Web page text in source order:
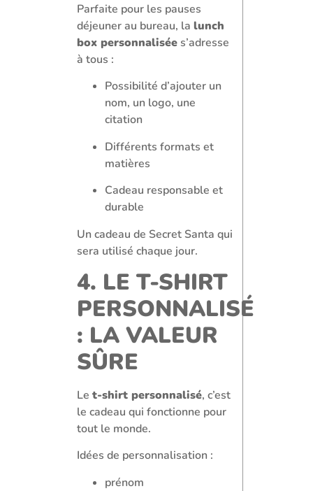
Parfaite pour les pauses
déjeuner au bureau, la lunch
box personnalisée s’adresse
à tous :
Possibilité d’ajouter un
nom, un logo, une
citation
Différents formats et
matières
Cadeau responsable et
durable
Un cadeau de Secret Santa qui
sera utilisé chaque jour.
4. LE T-SHIRT
PERSONNALISÉ
: LA VALEUR
SÛRE
Le t-shirt personnalisé, c’est
le cadeau qui fonctionne pour
tout le monde.
Idées de personnalisation :
prénom